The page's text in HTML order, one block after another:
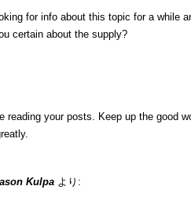
for info about this topic for a while
certain about the supply?
reading your posts. Keep up the good
Kulpa より: